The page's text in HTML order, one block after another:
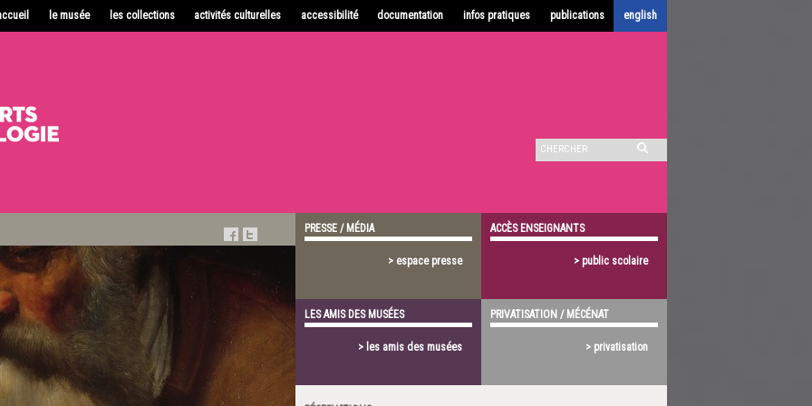
le musée les collections activités culturelles accessibilité documentation infos pratiques publications english
PRESSE / MÉDIA
> espace presse
ACCÈS ENSEIGNANTS
> public scolaire
LES AMIS DES MUSÉES
> les amis des musées
PRIVATISATION / MÉCÉNAT
> privatisation